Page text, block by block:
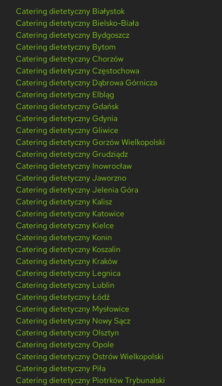
Catering dietetyczny Białystok
Catering dietetyczny Bielsko-Biała
Catering dietetyczny Bydgoszcz
Catering dietetyczny Bytom
Catering dietetyczny Chorzów
Catering dietetyczny Częstochowa
Catering dietetyczny Dąbrowa Górnicza
Catering dietetyczny Elbląg
Catering dietetyczny Gdańsk
Catering dietetyczny Gdynia
Catering dietetyczny Gliwice
Catering dietetyczny Gorzów Wielkopolski
Catering dietetyczny Grudziądz
Catering dietetyczny Inowrocław
Catering dietetyczny Jaworzno
Catering dietetyczny Jelenia Góra
Catering dietetyczny Kalisz
Catering dietetyczny Katowice
Catering dietetyczny Kielce
Catering dietetyczny Konin
Catering dietetyczny Koszalin
Catering dietetyczny Kraków
Catering dietetyczny Legnica
Catering dietetyczny Lublin
Catering dietetyczny Łódź
Catering dietetyczny Mysłowice
Catering dietetyczny Nowy Sącz
Catering dietetyczny Olsztyn
Catering dietetyczny Opole
Catering dietetyczny Ostrów Wielkopolski
Catering dietetyczny Piła
Catering dietetyczny Piotrków Trybunalski